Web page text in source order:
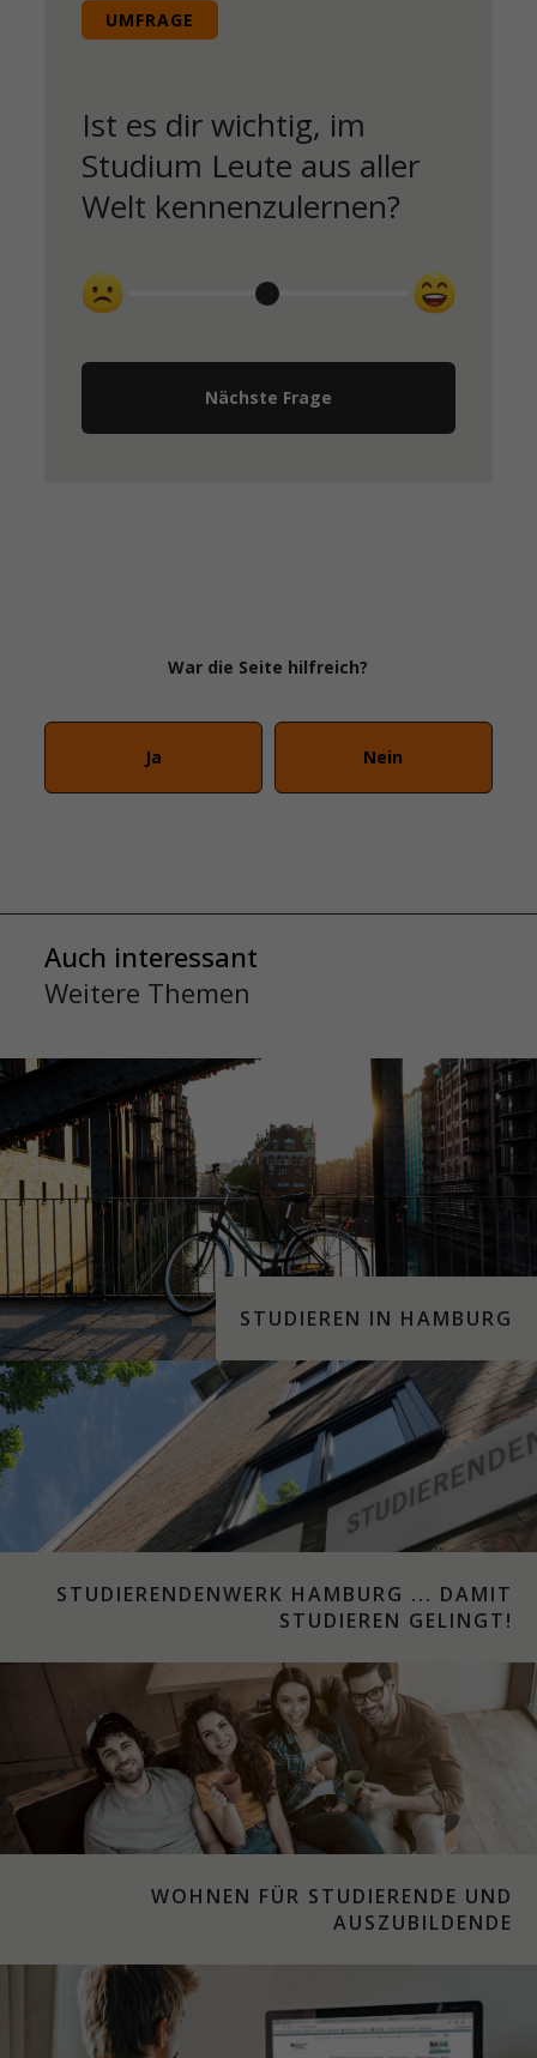
UMFRAGE
Ist es dir wichtig, im
Studium Leute aus aller
Welt kennenzulernen?
Nächste Frage
War die Seite hilfreich?
Ja Nein
Auch interessant
Weitere Themen
STUDIEREN IN HAMBURG
STUDIERENDENWERK HAMBURG ... DAMIT
STUDIEREN GELINGT!
WOHNEN FÜR STUDIERENDE UND
AUSZUBILDENDE